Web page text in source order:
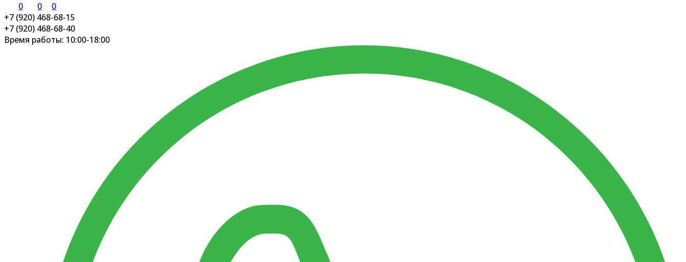
0 0
0
+7 (920) 468-68-15
+7 (920) 468-68-40
Время работы: 10:00-18:00